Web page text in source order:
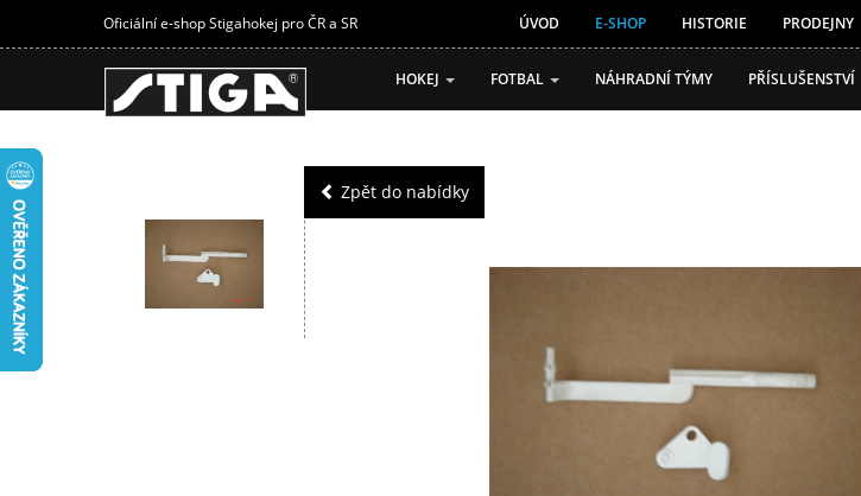
Oficiální e-shop Stigahokej pro ČR a SR ÚVOD E-SHOP HISTORIE PRODEJNY
HOKEJ FOTBAL NÁHRADNÍ TÝMY PŘÍSLUŠENSTVÍ
Zpět do nabídky